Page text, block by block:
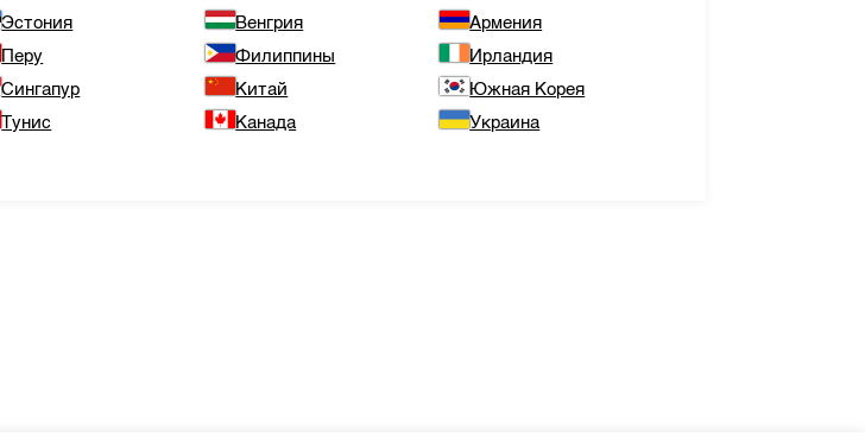
Эстония Венгрия
Армения
Перу Филиппины
Ирландия
Сингапур Китай
Южная Корея
Тунис Канада
Украина